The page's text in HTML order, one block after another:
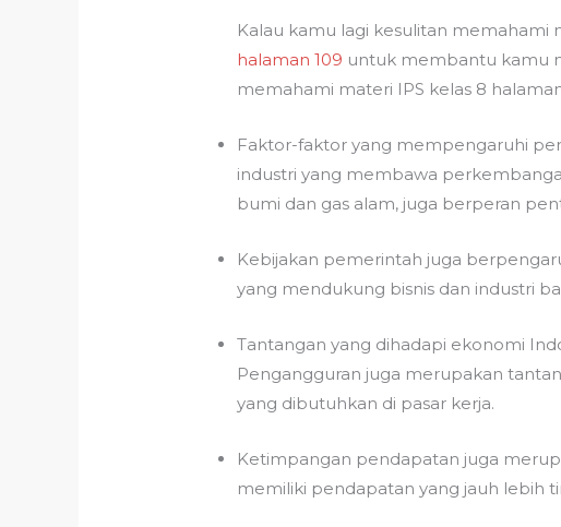
Kalau kamu lagi kesulitan memahami
halaman 109 untuk membantu kamu
memahami materi IPS kelas 8
Faktor-faktor yang mempengaruhi
industri yang membawa
bumi dan gas alam, juga berperan
Kebijakan pemerintah juga
yang mendukung bisnis dan industri
Tantangan yang dihadapi ekonomi
Pengangguran juga merupakan
yang dibutuhkan di pasar kerja.
Ketimpangan pendapatan juga
memiliki pendapatan yang jauh lebih